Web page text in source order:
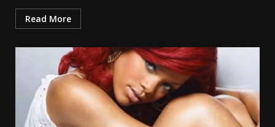
Read More